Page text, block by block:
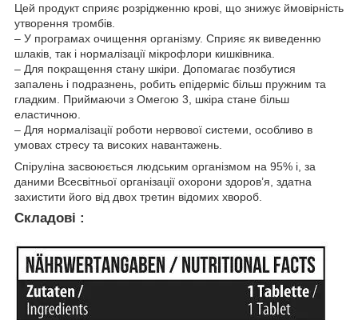
Цей продукт сприяє розрідженню крові, що знижує ймовірність
утворення тромбів.
– У програмах очищення організму. Сприяє як виведенню
шлаків, так і нормалізації мікрофлори кишківника.
– Для покращення стану шкіри. Допомагає позбутися
запалень і подразнень, робить епідерміс більш пружним та
гладким. Приймаючи з Омегою 3, шкіра стане більш
еластичною.
– Для нормалізації роботи нервової системи, особливо в
умовах стресу та високих навантажень.
Спіруліна засвоюється людським організмом на 95% і, за
даними Всесвітньої організації охорони здоров’я, здатна
захистити його від двох третин відомих хвороб.
Складові :